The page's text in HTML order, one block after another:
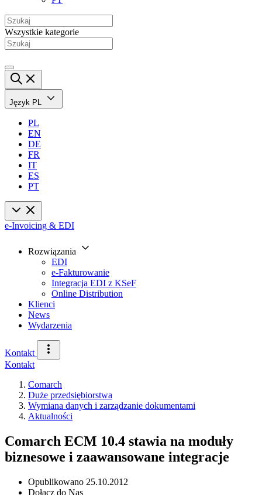
Wszystkie kategorie
Język PL
PL
EN
DE
FR
IT
ES
PT
e-Invoicing & EDI
Rozwiązania
EDI
e-Fakturowanie
Integracja EDI z KSeF
Online Distribution
Klienci
News
Wydarzenia
Kontakt
Kontakt
Comarch
Duże przedsiębiorstwa
Wymiana danych i zarządzanie dokumentami
Aktualności
Comarch ECM 10.4 stawia na moduły
biznesowe i zaawansowane integracje
Opublikowano 25.10.2012
Dołącz do Nas